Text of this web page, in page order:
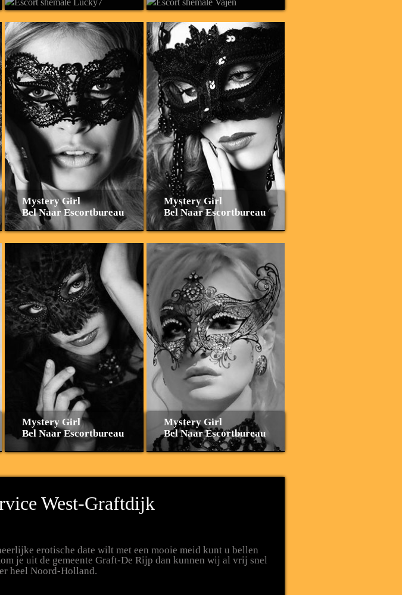
Mystery Girl
Bel Naar Escortbureau
Mystery Girl
Bel Naar Escortbureau
Mystery Girl
Bel Naar Escortbureau
Mystery Girl
Bel Naar Escortbureau
West-Graftdijk
erotische date wilt met een mooie meid kunt u bellen
je uit de gemeente Graft-De Rijp dan kunnen wij al vrij snel
heel Noord-Holland.